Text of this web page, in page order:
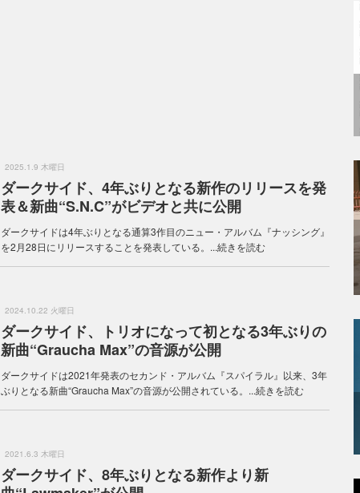
2025.1.9 木曜日
ダークサイド、4年ぶりとなる新作のリリースを発
表＆新曲“S.N.C”がビデオと共に公開
ダークサイドは4年ぶりとなる通算3作目のニュー・アルバム『ナッシング』
を2月28日にリリースすることを発表している。...続きを読む
2024.10.22 火曜日
ダークサイド、トリオになって初となる3年ぶりの
新曲“Graucha Max”の音源が公開
ダークサイドは2021年発表のセカンド・アルバム『スパイラル』以来、3年
ぶりとなる新曲“Graucha Max”の音源が公開されている。...続きを読む
2021.6.3 木曜日
ダークサイド、8年ぶりとなる新作より新